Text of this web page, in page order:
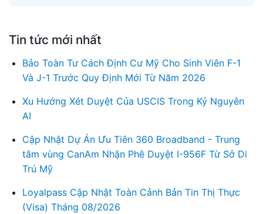
Tin tức mới nhất
Bảo Toàn Tư Cách Định Cư Mỹ Cho Sinh Viên F-1
Và J-1 Trước Quy Định Mới Từ Năm 2026
Xu Hướng Xét Duyệt Của USCIS Trong Kỷ Nguyên
AI
Cập Nhật Dự Án Ưu Tiên 360 Broadband - Trung
tâm vùng CanAm Nhận Phê Duyệt I-956F Từ Sở Di
Trú Mỹ
Loyalpass Cập Nhật Toàn Cảnh Bản Tin Thị Thực
(Visa) Tháng 08/2026